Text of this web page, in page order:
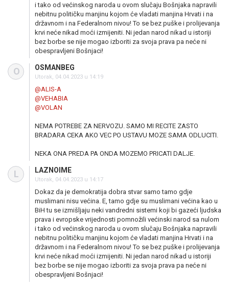
i tako od većinskog naroda u ovom slučaju Bošnjaka napravili
nebitnu političku manjinu kojom će vladati manjina Hrvati i na
državnom i na Federalnom nivou! To se bez puške i prolijevanja
krvi neće nikad moći izmijeniti. Ni jedan narod nikad u istoriji
bez borbe se nije mogao izboriti za svoja prava pa neće ni
obespravljeni Bošnjaci!
O OSMANBEG
Utorak, 04.04.2023 u 14:19
@ALIS-A
@VEHABIA
@VOLAN
NEMA POTREBE ZA NERVOZU. SAMO MI RECITE ZASTO
BRADARA CEKA AKO VEC PO USTAVU MOZE SAMA ODLUCITI.
NEKA ONA PREDA PA ONDA MOZEMO PRICATI DALJE.
L LAZNOIME
Utorak, 04.04.2023 u 14:17
Dokaz da je demokratija dobra stvar samo tamo gdje
muslimani nisu većina. E, tamo gdje su muslimani većina kao u
BiH tu se izmišljaju neki vandredni sistemi koji bi gazeći ljudska
prava i evropske vrijednosti pomnožili većinski narod sa nulom
i tako od većinskog naroda u ovom slučaju Bošnjaka napravili
nebitnu političku manjinu kojom će vladati manjina Hrvati i na
državnom i na Federalnom nivou! To se bez puške i prolijevanja
krvi neće nikad moći izmijeniti. Ni jedan narod nikad u istoriji
bez borbe se nije mogao izboriti za svoja prava pa neće ni
obespravljeni Bošnjaci!